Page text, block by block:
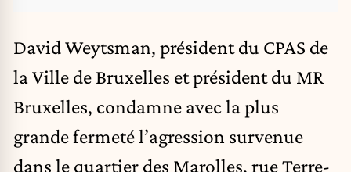
David Weytsman, président du CPAS de
la Ville de Bruxelles et président du MR
Bruxelles, condamne avec la plus
grande fermeté l’agression survenue
dans le quartier des Marolles, rue Terre-